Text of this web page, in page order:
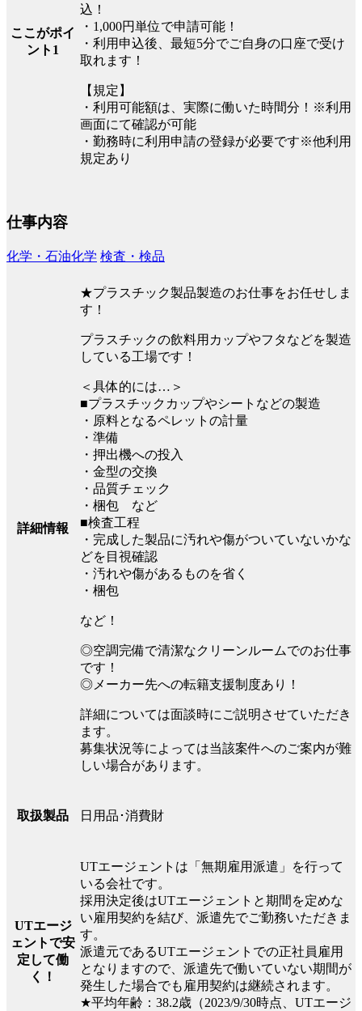
ここがポイ
ント1
込！
・1,000円単位で申請可能！
・利用申込後、最短5分でご自身の口座で受け
取れます！
【規定】
・利用可能額は、実際に働いた時間分！※利用
画面にて確認が可能
・勤務時に利用申請の登録が必要です※他利用
規定あり
仕事内容
化学・石油化学 検査・検品
詳細情報
★プラスチック製品製造のお仕事をお任せしま
す！
プラスチックの飲料用カップやフタなどを製造
している工場です！
＜具体的には…＞
■プラスチックカップやシートなどの製造
・原料となるペレットの計量
・準備
・押出機への投入
・金型の交換
・品質チェック
・梱包 など
■検査工程
・完成した製品に汚れや傷がついていないかな
どを目視確認
・汚れや傷があるものを省く
・梱包
など！
◎空調完備で清潔なクリーンルームでのお仕事
です！
◎メーカー先への転籍支援制度あり！
詳細については面談時にご説明させていただき
ます。
募集状況等によっては当該案件へのご案内が難
しい場合があります。
取扱製品 日用品･消費財
UTエージ
ェントで安
定して働
く！
UTエージェントは「無期雇用派遣」を行って
いる会社です。
採用決定後はUTエージェントと期間を定めな
い雇用契約を結び、派遣先でご勤務いただきま
す。
派遣元であるUTエージェントでの正社員雇用
となりますので、派遣先で働いていない期間が
発生した場合でも雇用契約は継続されます。
★平均年齢：38.2歳（2023/9/30時点、UTエージ